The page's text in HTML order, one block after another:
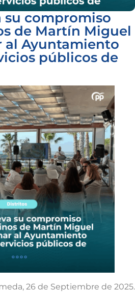
su compromiso
de Martín Miguel
al Ayuntamiento
públicos de
26 de Septiembre de 2025.